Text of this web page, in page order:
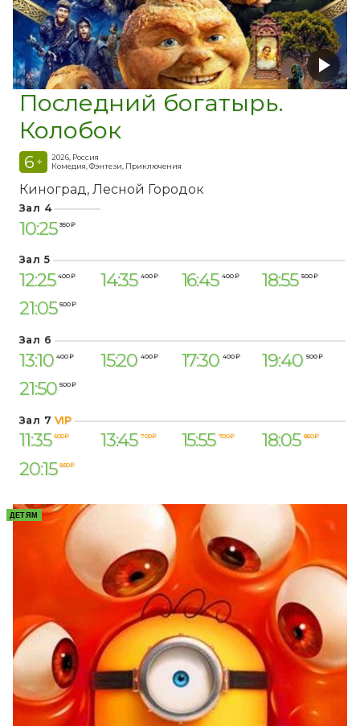
Последний богатырь.
Колобок
6 +
2026, Россия
Комедия, Фэнтези, Приключения
Киноград Лесной Городок
Зал 4
10:25 350 ₽
Зал 5
12:25 400 ₽ 14:35 400 ₽ 16:45 400 ₽ 18:55 500 ₽
21:05 500 ₽
Зал 6
13:10 400 ₽ 15:20 400 ₽ 17:30 400 ₽ 19:40 500 ₽
21:50 500 ₽
Зал 7 VIP
11:35 600 ₽ 13:45 700 ₽ 15:55 700 ₽ 18:05 850 ₽
20:15 850 ₽
ДЕТЯМ